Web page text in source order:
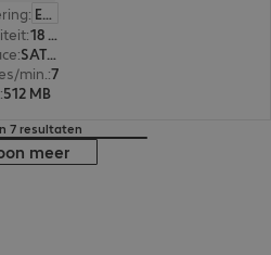
: Europa
:
18 TB
:
SATA 3.0 (6 Gbit/s) 8,9 cm (3,5")
min. : 7.200 rpm
:512 MB
7 resultaten
meer